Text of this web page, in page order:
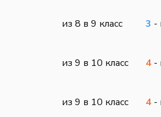
из 8 в 9 класс 3 -
из 9 в 10 класс 4 -
из 9 в 10 класс 4 -